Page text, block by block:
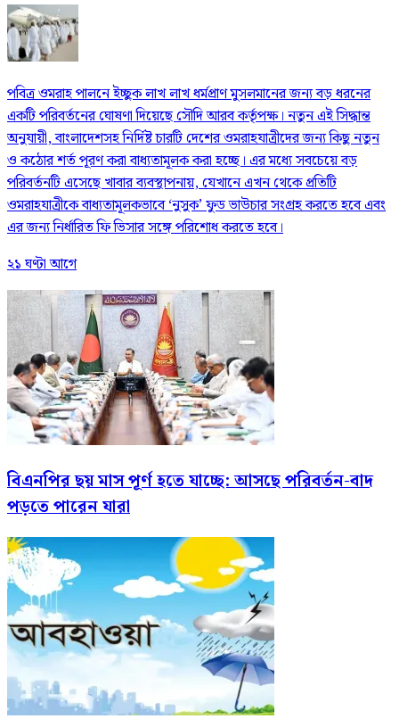
পবিত্র ওমরাহ পালনে ইচ্ছুক লাখ লাখ ধর্মপ্রাণ মুসলমানের জন্য বড় ধরনের
একটি পরিবর্তনের ঘোষণা দিয়েছে সৌদি আরব কর্তৃপক্ষ। নতুন এই সিদ্ধান্ত
অনুযায়ী, বাংলাদেশসহ নির্দিষ্ট চারটি দেশের ওমরাহযাত্রীদের জন্য কিছু নতুন
ও কঠোর শর্ত পূরণ করা বাধ্যতামূলক করা হচ্ছে। এর মধ্যে সবচেয়ে বড়
পরিবর্তনটি এসেছে খাবার ব্যবস্থাপনায়, যেখানে এখন থেকে প্রতিটি
ওমরাহযাত্রীকে বাধ্যতামূলকভাবে ‘নুসুক’ ফুড ভাউচার সংগ্রহ করতে হবে এবং
এর জন্য নির্ধারিত ফি ভিসার সঙ্গে পরিশোধ করতে হবে।
২১ ঘণ্টা আগে
বিএনপির ছয় মাস পূর্ণ হতে যাচ্ছে: আসছে পরিবর্তন-বাদ
পড়তে পারেন যারা